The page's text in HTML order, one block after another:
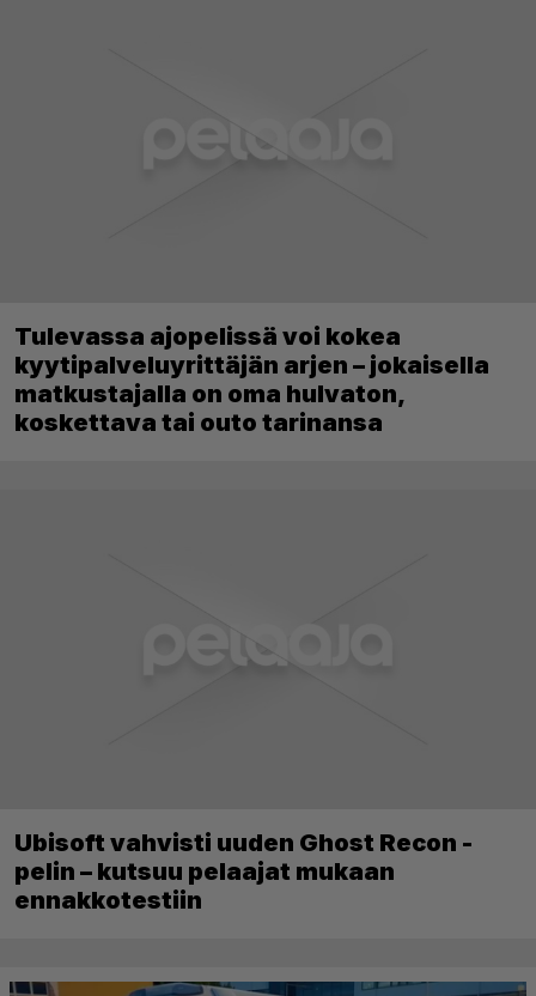
Tulevassa ajopelissä voi kokea
kyytipalveluyrittäjän arjen – jokaisella
matkustajalla on oma hulvaton,
koskettava tai outo tarinansa
Ubisoft vahvisti uuden Ghost Recon -
pelin – kutsuu pelaajat mukaan
ennakkotestiin